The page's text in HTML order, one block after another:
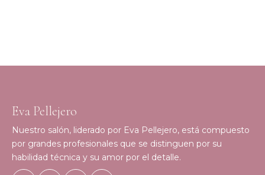
Eva Pellejero
Nuestro salón, liderado por Eva Pellejero, está compuesto
por grandes profesionales que se distinguen por su
habilidad técnica y su amor por el detalle.